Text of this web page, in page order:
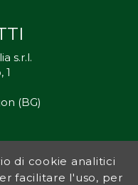
s.r.l.
1
(BG)
per gli ortisti italiani, e
che a nuovi interessati.
di cookie analitici
facilitare l'uso, per